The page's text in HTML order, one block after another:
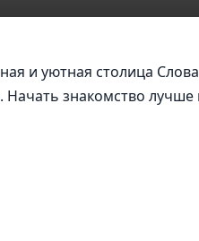
и уютная столица
Начать знакомство